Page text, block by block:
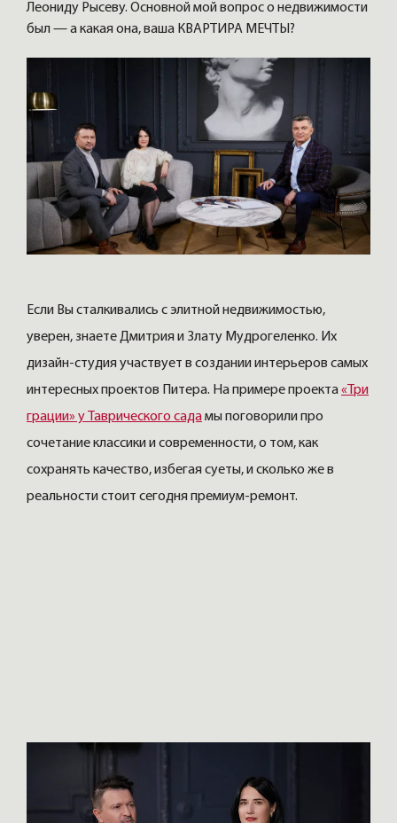
Леониду Рысеву. Основной мой вопрос о недвижимости
был — а какая она, ваша КВАРТИРА МЕЧТЫ?
Если Вы сталкивались с элитной недвижимостью,
уверен, знаете Дмитрия и Злату Мудрогеленко. Их
дизайн-студия участвует в создании интерьеров самых
интересных проектов Питера. На примере проекта«Три
грации» у Таврического садамы поговорили про
сочетание классики и современности, о том, как
сохранять качество, избегая суеты, и сколько же в
реальности стоит сегодня премиум-ремонт.